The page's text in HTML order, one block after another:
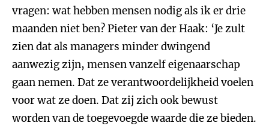
vragen: wat hebben mensen nodig als ik er drie
maanden niet ben? Pieter van der Haak: ‘Je zult
zien dat als managers minder dwingend
aanwezig zijn, mensen vanzelf eigenaarschap
gaan nemen. Dat ze verantwoordelijkheid voelen
voor wat ze doen. Dat zij zich ook bewust
worden van de toegevoegde waarde die ze bieden.